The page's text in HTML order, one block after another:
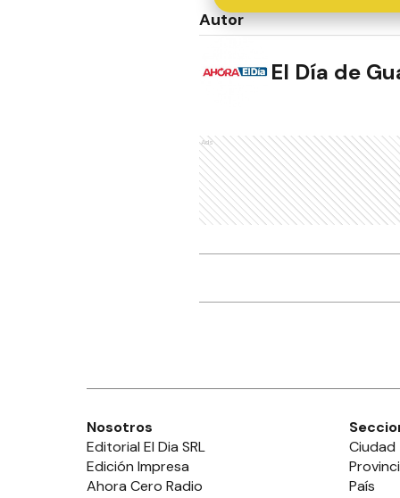
Autor
El Día de
Ads
Nosotros
Editorial El Dia SRL
Edición Impresa
Ahora Cero Radio
Ciudad
País